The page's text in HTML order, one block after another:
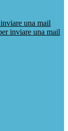
una mail
inviare una mail